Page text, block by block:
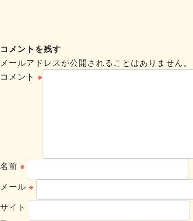
コメントを残す
メールアドレスが公開されることはありません。
コメント ※
名前 ※
メール ※
サイト